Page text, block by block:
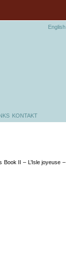
English
KONTAKT
II – L’Isle joyeuse –